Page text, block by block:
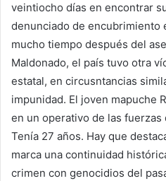
veintiocho días en encontrar
denunciado de encubrimiento
mucho tiempo después del
Maldonado, el país tuvo otra
estatal, en circusntancias
impunidad. El joven mapuche
en un operativo de las
Tenía 27 años. Hay que
marca una continuidad
crimen con genocidios del